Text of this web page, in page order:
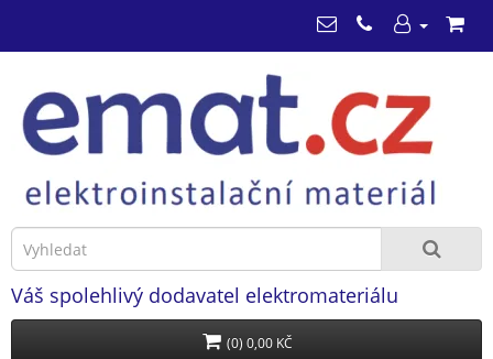
Váš spolehlivý dodavatel elektromateriálu
(0) 0,00 KČ